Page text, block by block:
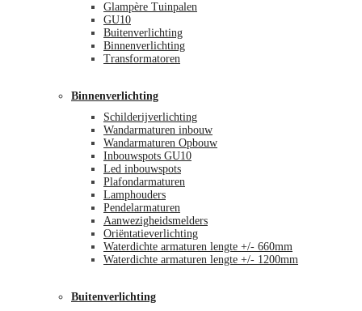
Glampère Tuinpalen
GU10
Buitenverlichting
Binnenverlichting
Transformatoren
Binnenverlichting
Schilderijverlichting
Wandarmaturen inbouw
Wandarmaturen Opbouw
Inbouwspots GU10
Led inbouwspots
Plafondarmaturen
Lamphouders
Pendelarmaturen
Aanwezigheidsmelders
Oriëntatieverlichting
Waterdichte armaturen lengte +/- 660mm
Waterdichte armaturen lengte +/- 1200mm
Buitenverlichting